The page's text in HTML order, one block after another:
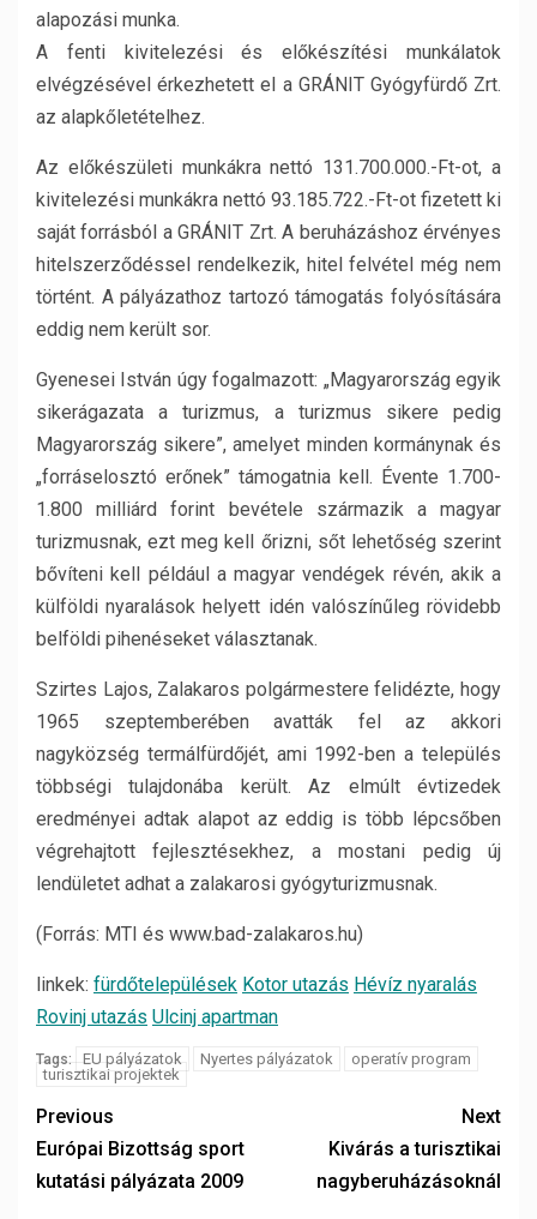
alapozási munka.
A fenti kivitelezési és előkészítési munkálatok
elvégzésével érkezhetett el a GRÁNIT Gyógyfürdő Zrt.
az alapkőletételhez.
Az előkészületi munkákra nettó 131.700.000.-Ft-ot, a
kivitelezési munkákra nettó 93.185.722.-Ft-ot fizetett ki
saját forrásból a GRÁNIT Zrt. A beruházáshoz érvényes
hitelszerződéssel rendelkezik, hitel felvétel még nem
történt. A pályázathoz tartozó támogatás folyósítására
eddig nem került sor.
Gyenesei István úgy fogalmazott: „Magyarország egyik
sikerágazata a turizmus, a turizmus sikere pedig
Magyarország sikere”, amelyet minden kormánynak és
„forráselosztó erőnek” támogatnia kell. Évente 1.700-
1.800 milliárd forint bevétele származik a magyar
turizmusnak, ezt meg kell őrizni, sőt lehetőség szerint
bővíteni kell például a magyar vendégek révén, akik a
külföldi nyaralások helyett idén valószínűleg rövidebb
belföldi pihenéseket választanak.
Szirtes Lajos, Zalakaros polgármestere felidézte, hogy
1965 szeptemberében avatták fel az akkori
nagyközség termálfürdőjét, ami 1992-ben a település
többségi tulajdonába került. Az elmúlt évtizedek
eredményei adtak alapot az eddig is több lépcsőben
végrehajtott fejlesztésekhez, a mostani pedig új
lendületet adhat a zalakarosi gyógyturizmusnak.
(Forrás: MTI és www.bad-zalakaros.hu)
linkek: fürdőtelepülések Kotor utazás Hévíz nyaralás
Rovinj utazás Ulcinj apartman
Tags: EU pályázatok Nyertes pályázatok
operatív program
turisztikai projektek
Previous
Európai Bizottság sport
kutatási pályázata 2009
Next
Kivárás a turisztikai
nagyberuházásoknál